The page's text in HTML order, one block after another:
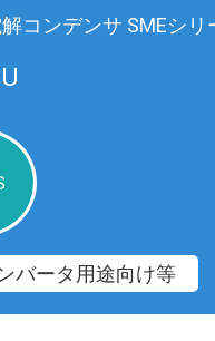
コンデンサ SMEシリ
バータ用途向け等